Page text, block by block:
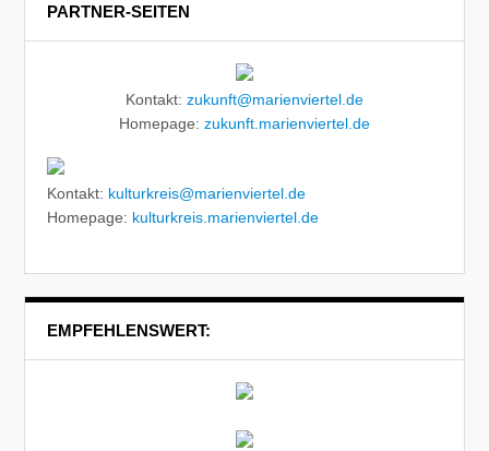
PARTNER-SEITEN
Kontakt: zukunft@marienviertel.de
Homepage: zukunft.marienviertel.de
Kontakt: kulturkreis@marienviertel.de
Homepage: kulturkreis.marienviertel.de
EMPFEHLENSWERT: